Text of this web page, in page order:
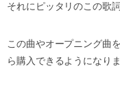
それにピッタリのこの歌詞
この曲やオープニング曲
ら購入できるようになり